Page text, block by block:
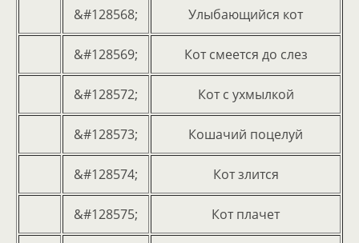
&#128568; Улыбающийся кот
&#128569; Кот смеется до слез
&#128572; Кот с ухмылкой
&#128573; Кошачий поцелуй
&#128574; Кот злится
&#128575; Кот плачет